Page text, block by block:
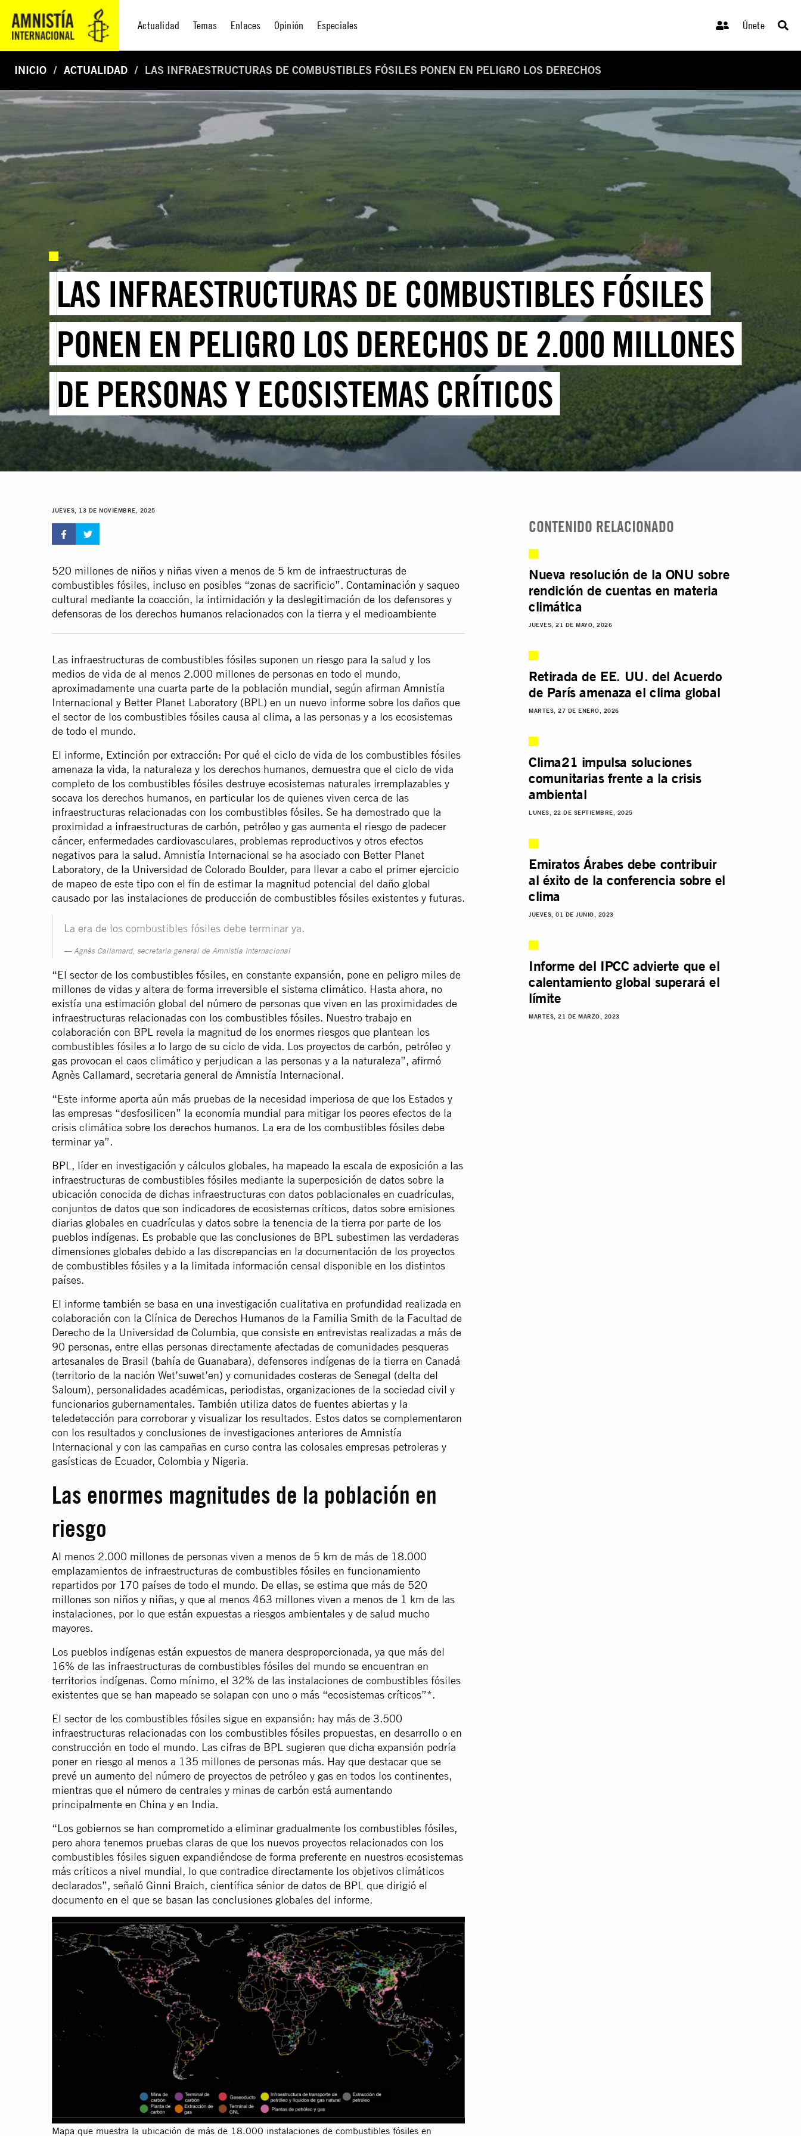
Actualidad Temas Enlaces Opinión Especiales Únete
INICIO ACTUALIDAD LAS INFRAESTRUCTURAS DE COMBUSTIBLES FÓSILES PONEN EN PELIGRO LOS DERECHOS
LAS INFRAESTRUCTURAS DE COMBUSTIBLES FÓSILES
PONEN EN PELIGRO LOS DERECHOS DE 2.000 MILLONES
DE PERSONAS Y ECOSISTEMAS CRÍTICOS
JUEVES, 13 DE NOVIEMBRE, 2025
520 millones de niños y niñas viven a menos de 5 km de infraestructuras de
combustibles fósiles, incluso en posibles “zonas de sacrificio”. Contaminación y saqueo
cultural mediante la coacción, la intimidación y la deslegitimación de los defensores y
defensoras de los derechos humanos relacionados con la tierra y el medioambiente
Las infraestructuras de combustibles fósiles suponen un riesgo para la salud y los
medios de vida de al menos 2.000 millones de personas en todo el mundo,
aproximadamente una cuarta parte de la población mundial, según afirman Amnistía
Internacional y Better Planet Laboratory (BPL) en un nuevo informe sobre los daños que
el sector de los combustibles fósiles causa al clima, a las personas y a los ecosistemas
de todo el mundo.
El informe, Extinción por extracción: Por qué el ciclo de vida de los combustibles fósiles
amenaza la vida, la naturaleza y los derechos humanos, demuestra que el ciclo de vida
completo de los combustibles fósiles destruye ecosistemas naturales irremplazables y
socava los derechos humanos, en particular los de quienes viven cerca de las
infraestructuras relacionadas con los combustibles fósiles. Se ha demostrado que la
proximidad a infraestructuras de carbón, petróleo y gas aumenta el riesgo de padecer
cáncer, enfermedades cardiovasculares, problemas reproductivos y otros efectos
negativos para la salud. Amnistía Internacional se ha asociado con Better Planet
Laboratory, de la Universidad de Colorado Boulder, para llevar a cabo el primer ejercicio
de mapeo de este tipo con el fin de estimar la magnitud potencial del daño global
causado por las instalaciones de producción de combustibles fósiles existentes y futuras.
La era de los combustibles fósiles debe terminar ya.
Agnès Callamard, secretaria general de Amnistía Internacional
“El sector de los combustibles fósiles, en constante expansión, pone en peligro miles de
millones de vidas y altera de forma irreversible el sistema climático. Hasta ahora, no
existía una estimación global del número de personas que viven en las proximidades de
infraestructuras relacionadas con los combustibles fósiles. Nuestro trabajo en
colaboración con BPL revela la magnitud de los enormes riesgos que plantean los
combustibles fósiles a lo largo de su ciclo de vida. Los proyectos de carbón, petróleo y
gas provocan el caos climático y perjudican a las personas y a la naturaleza”, afirmó
Agnès Callamard, secretaria general de Amnistía Internacional.
“Este informe aporta aún más pruebas de la necesidad imperiosa de que los Estados y
las empresas “desfosilicen” la economía mundial para mitigar los peores efectos de la
crisis climática sobre los derechos humanos. La era de los combustibles fósiles debe
terminar ya”.
BPL, líder en investigación y cálculos globales, ha mapeado la escala de exposición a las
infraestructuras de combustibles fósiles mediante la superposición de datos sobre la
ubicación conocida de dichas infraestructuras con datos poblacionales en cuadrículas,
conjuntos de datos que son indicadores de ecosistemas críticos, datos sobre emisiones
diarias globales en cuadrículas y datos sobre la tenencia de la tierra por parte de los
pueblos indígenas. Es probable que las conclusiones de BPL subestimen las verdaderas
dimensiones globales debido a las discrepancias en la documentación de los proyectos
de combustibles fósiles y a la limitada información censal disponible en los distintos
países.
El informe también se basa en una investigación cualitativa en profundidad realizada en
colaboración con la Clínica de Derechos Humanos de la Familia Smith de la Facultad de
Derecho de la Universidad de Columbia, que consiste en entrevistas realizadas a más de
90 personas, entre ellas personas directamente afectadas de comunidades pesqueras
artesanales de Brasil (bahía de Guanabara), defensores indígenas de la tierra en Canadá
(territorio de la nación Wet’suwet’en) y comunidades costeras de Senegal (delta del
Saloum), personalidades académicas, periodistas, organizaciones de la sociedad civil y
funcionarios gubernamentales. También utiliza datos de fuentes abiertas y la
teledetección para corroborar y visualizar los resultados. Estos datos se complementaron
con los resultados y conclusiones de investigaciones anteriores de Amnistía
Internacional y con las campañas en curso contra las colosales empresas petroleras y
gasísticas de Ecuador, Colombia y Nigeria.
Las enormes magnitudes de la población en
riesgo
Al menos 2.000 millones de personas viven a menos de 5 km de más de 18.000
emplazamientos de infraestructuras de combustibles fósiles en funcionamiento
repartidos por 170 países de todo el mundo. De ellas, se estima que más de 520
millones son niños y niñas, y que al menos 463 millones viven a menos de 1 km de las
instalaciones, por lo que están expuestas a riesgos ambientales y de salud mucho
mayores.
Los pueblos indígenas están expuestos de manera desproporcionada, ya que más del
16% de las infraestructuras de combustibles fósiles del mundo se encuentran en
territorios indígenas. Como mínimo, el 32% de las instalaciones de combustibles fósiles
existentes que se han mapeado se solapan con uno o más “ecosistemas críticos”*.
El sector de los combustibles fósiles sigue en expansión: hay más de 3.500
infraestructuras relacionadas con los combustibles fósiles propuestas, en desarrollo o en
construcción en todo el mundo. Las cifras de BPL sugieren que dicha expansión podría
poner en riesgo al menos a 135 millones de personas más. Hay que destacar que se
prevé un aumento del número de proyectos de petróleo y gas en todos los continentes,
mientras que el número de centrales y minas de carbón está aumentando
principalmente en China y en India.
“Los gobiernos se han comprometido a eliminar gradualmente los combustibles fósiles,
pero ahora tenemos pruebas claras de que los nuevos proyectos relacionados con los
combustibles fósiles siguen expandiéndose de forma preferente en nuestros ecosistemas
más críticos a nivel mundial, lo que contradice directamente los objetivos climáticos
declarados”, señaló Ginni Braich, científica sénior de datos de BPL que dirigió el
documento en el que se basan las conclusiones globales del informe.
Mapa que muestra la ubicación de más de 18.000 instalaciones de combustibles fósiles en
CONTENIDO RELACIONADO
Nueva resolución de la ONU sobre
rendición de cuentas en materia
climática
JUEVES, 21 DE MAYO, 2026
Retirada de EE. UU. del Acuerdo
de París amenaza el clima global
MARTES, 27 DE ENERO, 2026
Clima21 impulsa soluciones
comunitarias frente a la crisis
ambiental
LUNES, 22 DE SEPTIEMBRE, 2025
Emiratos Árabes debe contribuir
al éxito de la conferencia sobre el
clima
JUEVES, 01 DE JUNIO, 2023
Informe del IPCC advierte que el
calentamiento global superará el
límite
MARTES, 21 DE MARZO, 2023